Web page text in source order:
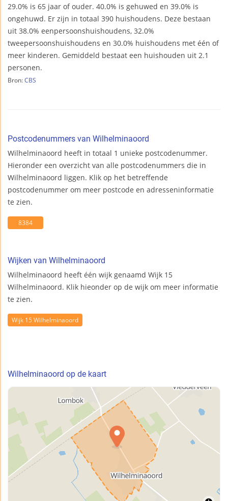
29.0% is 65 jaar of ouder. 40.0% is gehuwed en 39.0% is
ongehuwd. Er zijn in totaal 390 huishoudens. Deze bestaan
uit 38.0% eenpersoonshuishoudens, 32.0%
tweepersoonshuishoudens en 30.0% huishoudens met één of
meer kinderen. Gemiddeld bestaat een huishouden uit 2.1
personen.
Bron: CBS
Postcodenummers van Wilhelminaoord
Wilhelminaoord heeft in totaal 1 unieke postcodenummer.
Hieronder een overzicht van alle postcodenummers die in
Wilhelminaoord liggen. Klik op het betreffende
postcodenummer om meer postcode en adresseninformatie
te zien.
8384
Wijken van Wilhelminaoord
Wilhelminaoord heeft één wijk genaamd Wijk 15
Wilhelminaoord. Klik hieonder op de wijk om meer informatie
te zien.
Wijk 15 Wilhelminaoord
Wilhelminaoord op de kaart